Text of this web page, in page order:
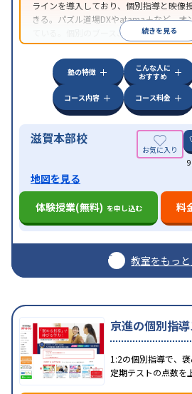
ラインを導入しており、個別指導と映像
きる。パズル道場DXやatama＋など、オ
ている。個別のブース、フリースペース
類あるのも特徴だ。
続きを見る
塾の特徴
こんな人に
おすすめ
コース内容
コース料金
滋賀本部校
地図を見る
体験授業(無料) を申し込む 料
教室をもっ
京進の個別指
1:2の個別指導で、
定期テストの点数を